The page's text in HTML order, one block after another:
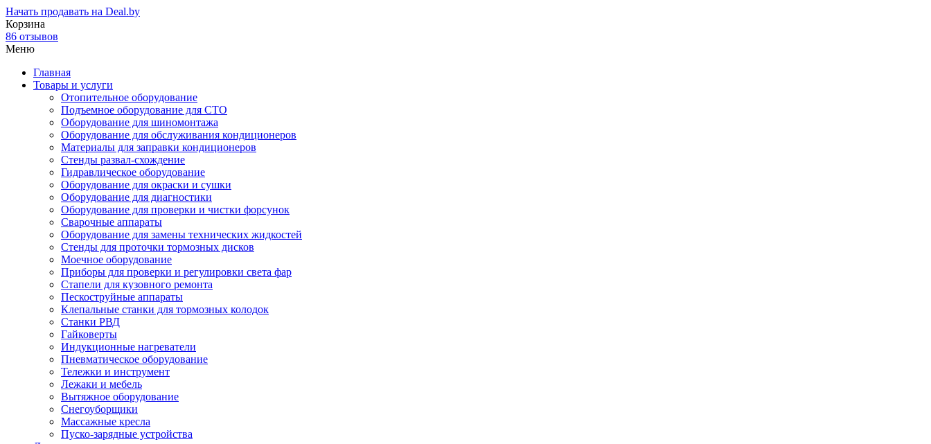
Начать продавать на Deal.by
Корзина
86 отзывов
Меню
Главная
Товары и услуги
Отопительное оборудование
Подъемное оборудование для СТО
Оборудование для шиномонтажа
Оборудование для обслуживания кондиционеров
Материалы для заправки кондиционеров
Стенды развал-схождение
Гидравлическое оборудование
Оборудование для окраски и сушки
Оборудование для диагностики
Оборудование для проверки и чистки форсунок
Сварочные аппараты
Оборудование для замены технических жидкостей
Стенды для проточки тормозных дисков
Моечное оборудование
Приборы для проверки и регулировки света фар
Стапели для кузовного ремонта
Пескоструйные аппараты
Клепальные станки для тормозных колодок
Станки РВД
Гайковерты
Индукционные нагреватели
Пневматическое оборудование
Тележки и инструмент
Лежаки и мебель
Вытяжное оборудование
Снегоуборщики
Массажные кресла
Пуско-зарядные устройства